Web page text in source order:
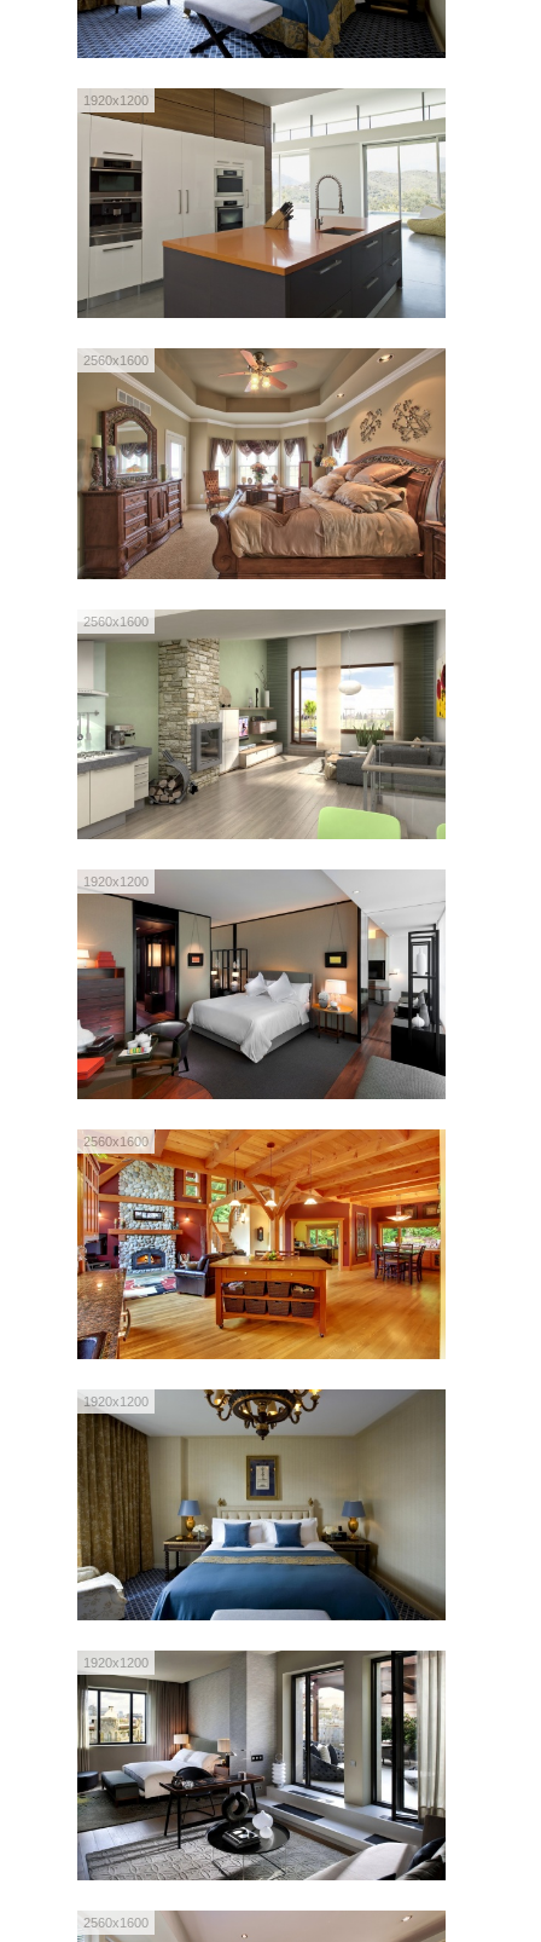
1920x1200
2560x1600
2560x1600
1920x1200
2560x1600
1920x1200
1920x1200
2560x1600